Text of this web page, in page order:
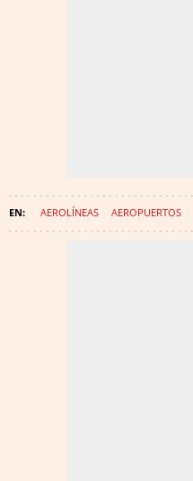
AEROLÍNEAS AEROPUERTOS